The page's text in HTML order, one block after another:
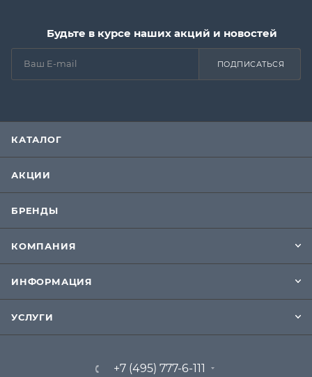
Будьте в курсе наших акций и новостей
ПОДПИСАТЬСЯ
КАТАЛОГ
АКЦИИ
БРЕНДЫ
КОМПАНИЯ
ИНФОРМАЦИЯ
УСЛУГИ
+7 (495) 777-6-111